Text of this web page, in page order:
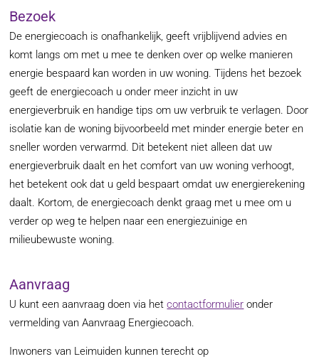
Bezoek
De energiecoach is onafhankelijk, geeft vrijblijvend advies en
komt langs om met u mee te denken over op welke manieren
energie bespaard kan worden in uw woning. Tijdens het bezoek
geeft de energiecoach u onder meer inzicht in uw
energieverbruik en handige tips om uw verbruik te verlagen. Door
isolatie kan de woning bijvoorbeeld met minder energie beter en
sneller worden verwarmd. Dit betekent niet alleen dat uw
energieverbruik daalt en het comfort van uw woning verhoogt,
het betekent ook dat u geld bespaart omdat uw energierekening
daalt. Kortom, de energiecoach denkt graag met u mee om u
verder op weg te helpen naar een energiezuinige en
milieubewuste woning.
Aanvraag
U kunt een aanvraag doen via hetcontactformulier onder
vermelding van Aanvraag Energiecoach.
Inwoners van Leimuiden kunnen terecht op